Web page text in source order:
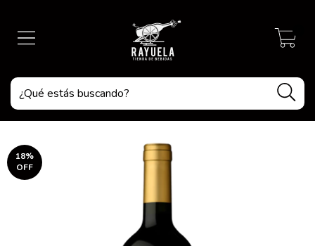
18%
OFF